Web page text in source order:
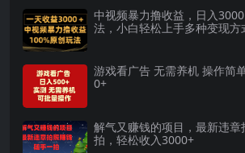
中视频暴力撸收益，日入
法，小白轻松上手多种变现方
游戏看广告 无需养机 操作简
0+
解气又赚钱的项目，最新违章
拍，轻松收入3000+